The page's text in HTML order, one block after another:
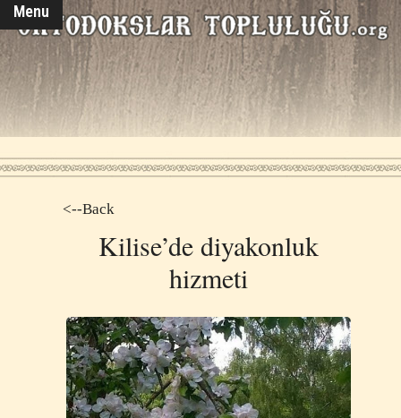
Menu
<--Back
Kilise’de diyakonluk
hizmeti